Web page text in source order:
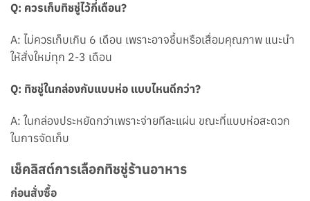
Q: ควรเก็บทิชชู่ไว้กี่เดือน?
A: ไม่ควรเก็บเกิน 6 เดือน เพราะอาจชื้นหรือเสื่อมคุณภาพ แนะนำ
ให้สั่งใหม่ทุก 2-3 เดือน
Q: ทิชชู่ในกล่องกับแบบห่อ แบบไหนดีกว่า?
A: ในกล่องประหยัดกว่าเพราะจ่ายทีละแผ่น ขณะที่แบบห่อสะดวก
ในการจัดเก็บ
เช็คลิสต์การเลือกทิชชู่ร้านอาหาร
ก่อนสั่งซื้อ